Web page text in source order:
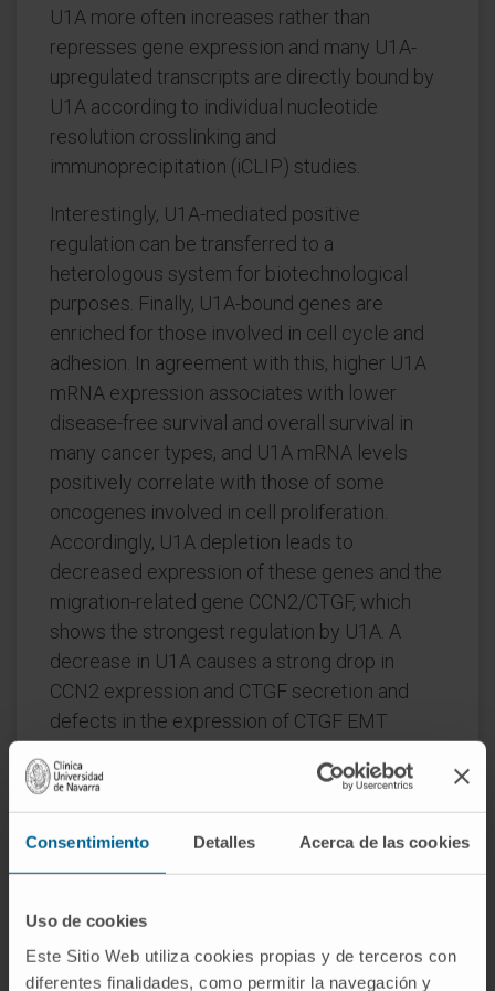
Consentimiento Detalles Acerca de las cookies
Uso de cookies
Este Sitio Web utiliza cookies propias y de terceros con
diferentes finalidades, como permitir la navegación y
U1A more often increases rather than
represses gene expression and many U1A-
upregulated transcripts are directly bound by
U1A according to individual nucleotide
resolution crosslinking and
immunoprecipitation (iCLIP) studies.
Interestingly, U1A-mediated positive
regulation can be transferred to a
heterologous system for biotechnological
purposes. Finally, U1A-bound genes are
enriched for those involved in cell cycle and
adhesion. In agreement with this, higher U1A
mRNA expression associates with lower
disease-free survival and overall survival in
many cancer types, and U1A mRNA levels
positively correlate with those of some
oncogenes involved in cell proliferation.
Accordingly, U1A depletion leads to
decreased expression of these genes and the
migration-related gene CCN2/CTGF, which
shows the strongest regulation by U1A. A
decrease in U1A causes a strong drop in
CCN2 expression and CTGF secretion and
defects in the expression of CTGF EMT
These results support U1A as a putative
2022 May 10:28:831-846. doi: